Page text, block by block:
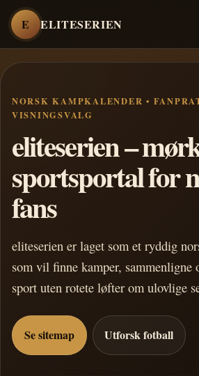
E ELITESERIEN
NORSK KAMPKALENDER •
VISNINGSVALG
eliteserien –
sportsportal for
fans
eliteserien er laget som et ryddig
som vil finne kamper, sammenligne
sport uten rotete løfter om ulovlige
Se sitemap Utforsk fotball